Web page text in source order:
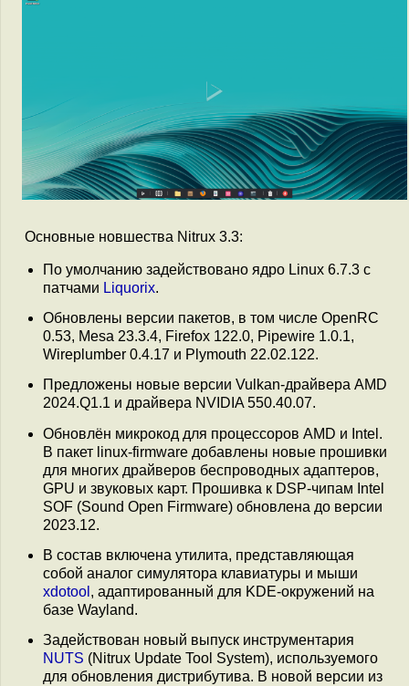
Основные новшества Nitrux 3.3:
По умолчанию задействовано ядро Linux 6.7.3 с
патчами Liquorix.
Обновлены версии пакетов, в том числе OpenRC
0.53, Mesa 23.3.4, Firefox 122.0, Pipewire 1.0.1,
Wireplumber 0.4.17 и Plymouth 22.02.122.
Предложены новые версии Vulkan-драйвера AMD
2024.Q1.1 и драйвера NVIDIA 550.40.07.
Обновлён микрокод для процессоров AMD и Intel.
В пакет linux-firmware добавлены новые прошивки
для многих драйверов беспроводных адаптеров,
GPU и звуковых карт. Прошивка к DSP-чипам Intel
SOF (Sound Open Firmware) обновлена до версии
2023.12.
В состав включена утилита, представляющая
собой аналог симулятора клавиатуры и мыши
xdotool , адаптированный для KDE-окружений на
базе Wayland.
Задействован новый выпуск инструментария
NUTS (Nitrux Update Tool System), используемого
для обновления дистрибутива. В новой версии из